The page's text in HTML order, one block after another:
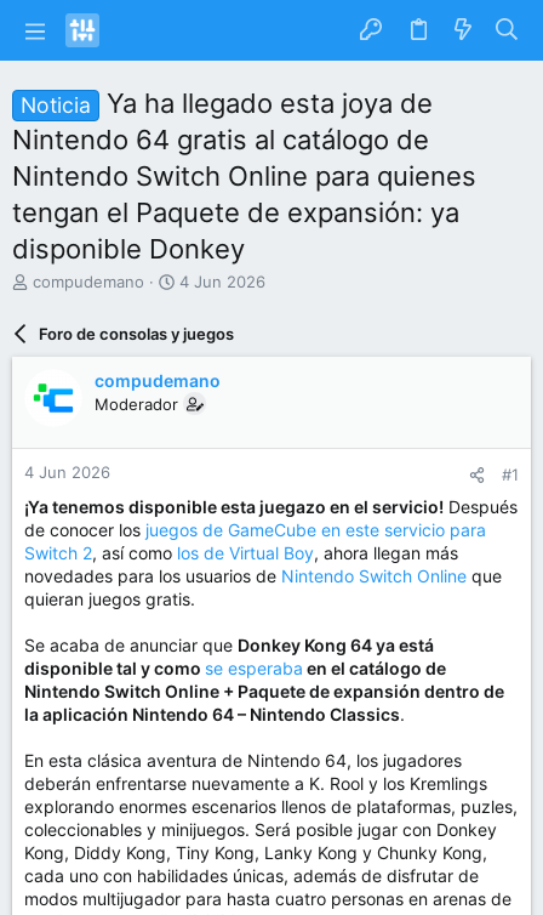
Noticia
Ya ha llegado esta joya de
Nintendo 64 gratis al catálogo de
Nintendo Switch Online para quienes
tengan el Paquete de expansión: ya
disponible Donkey
I
a
r
d
e
l
t
e
m
a
compudemano
F
c
h
d
e
n
o
4 Jun 2026
Foro de consolas y juegos
compudemano
Moderador
4 Jun 2026 #1
¡Ya tenemos disponible esta juegazo en el servicio! Después
de conocer los juegos de GameCube en este servicio para
Switch 2, así como los de Virtual Boy, ahora llegan más
novedades para los usuarios de Nintendo Switch Online que
quieran juegos gratis.
Se acaba de anunciar que Donkey Kong 64 ya está
disponible tal y como se esperaba en el catálogo de
Nintendo Switch Online + Paquete de expansión dentro de
la aplicación Nintendo 64 – Nintendo Classics.
En esta clásica aventura de Nintendo 64, los jugadores
deberán enfrentarse nuevamente a K. Rool y los Kremlings
explorando enormes escenarios llenos de plataformas, puzles,
coleccionables y minijuegos. Será posible jugar con Donkey
Kong, Diddy Kong, Tiny Kong, Lanky Kong y Chunky Kong,
cada uno con habilidades únicas, además de disfrutar de
modos multijugador para hasta cuatro personas en arenas de